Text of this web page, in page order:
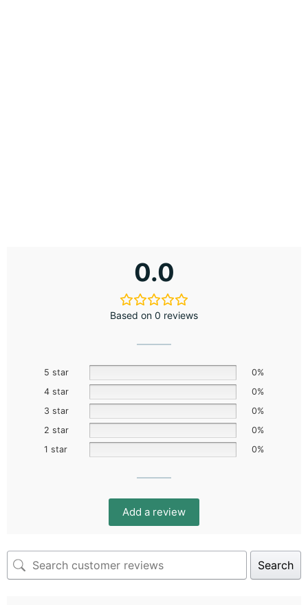
0.0
Based on 0 reviews
5 star
0%
4 star
0%
3 star
0%
2 star
0%
1 star
0%
Add a review
Search